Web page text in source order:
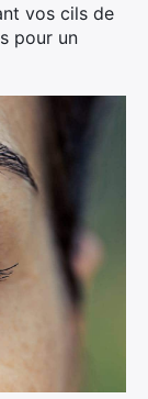
vos cils de
pour un